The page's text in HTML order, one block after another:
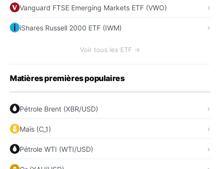
Vanguard FTSE Emerging Markets ETF (VWO)
iShares Russell 2000 ETF (IWM)
Voir tous les ETF →
Matières premières populaires
Pétrole Brent (XBR/USD)
Maïs (C_1)
Pétrole WTI (WTI/USD)